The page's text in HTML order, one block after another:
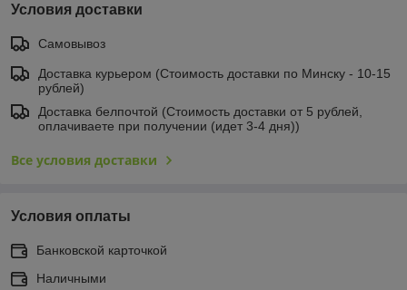
Условия доставки
Самовывоз
Доставка курьером (Стоимость доставки по Минску - 10-15
рублей)
Доставка белпочтой (Стоимость доставки от 5 рублей,
оплачиваете при получении (идет 3-4 дня))
Все условия доставки
Условия оплаты
Банковской карточкой
Наличными